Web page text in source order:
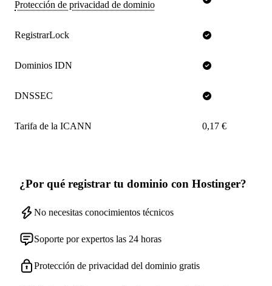
Protección de privacidad de dominio
RegistrarLock
Dominios IDN
DNSSEC
Tarifa de la ICANN 0,17 €
¿Por qué registrar tu dominio con Hostinger?
No necesitas conocimientos técnicos
Soporte por expertos las 24 horas
Protección de privacidad del dominio gratis